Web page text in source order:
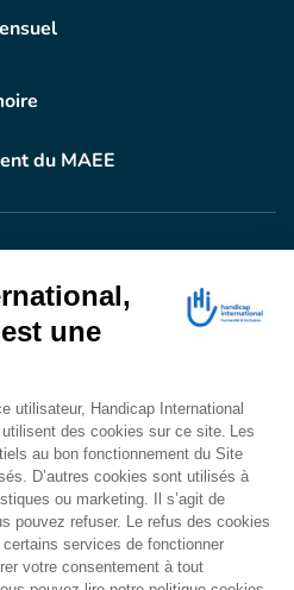
du MAEE
604.716 personnes ont
d’activités de réadaptation.
annuel
Accessibilité